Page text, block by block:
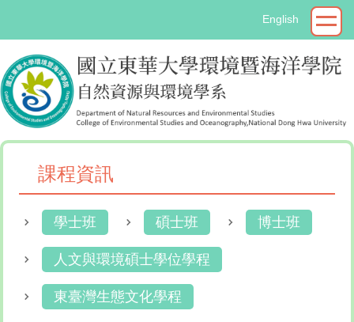
要
內
容
區
English
課程資訊
學士班 碩士班 博士班
人文與環境碩士學位學程
東臺灣生態文化學程